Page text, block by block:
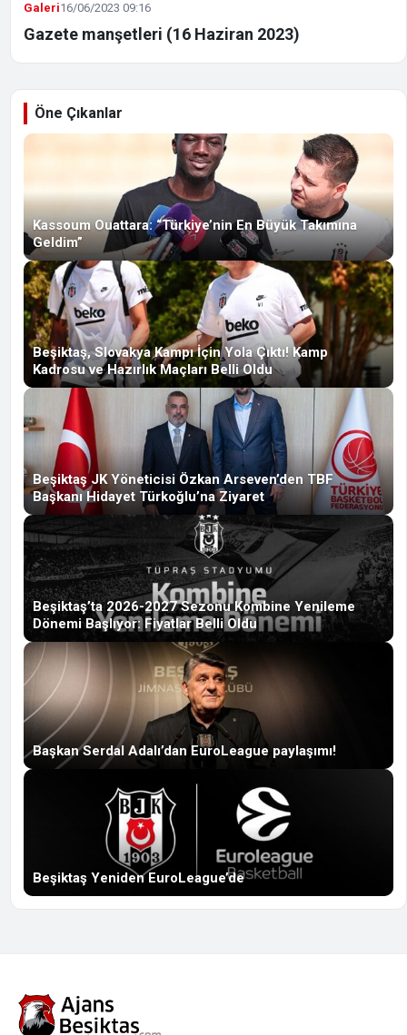
Galeri16/06/2023 09:16
Gazete manşetleri (16 Haziran 2023)
Öne Çıkanlar
Kassoum Ouattara: “Türkiye’nin En Büyük Takımına
Geldim”
Beşiktaş, Slovakya Kampı İçin Yola Çıktı! Kamp
Kadrosu ve Hazırlık Maçları Belli Oldu
Beşiktaş JK Yöneticisi Özkan Arseven’den TBF
Başkanı Hidayet Türkoğlu’na Ziyaret
Beşiktaş’ta 2026-2027 Sezonu Kombine Yenileme
Dönemi Başlıyor: Fiyatlar Belli Oldu
Başkan Serdal Adalı’dan EuroLeague paylaşımı!
Beşiktaş Yeniden EuroLeague’de